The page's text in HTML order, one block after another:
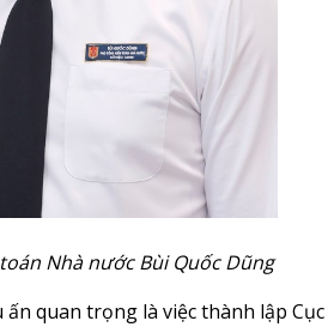
Nhà nước Bùi Quốc Dũng
quan trọng là việc thành lập Cục